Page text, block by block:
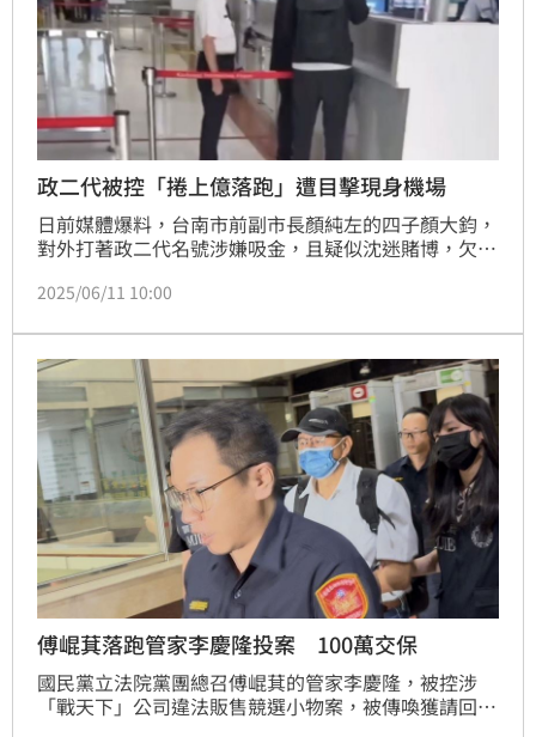
政二代被控「捲上億落跑」遭目擊現身機場
日前媒體爆料，台南市前副市長顏純左的四子顏大鈞，
對外打著政二代名號涉嫌吸金，且疑似沈迷賭博，欠下
立自救會。不過有民眾11日下午在高雄小港機場疑似看
2025/06/11 10:00
傅崐萁落跑管家李慶隆投案 100萬交保
國民黨立法院黨團總召傅崐萁的管家李慶隆，被控涉
「戰天下」公司違法販售競選小物案，被傳喚獲請回